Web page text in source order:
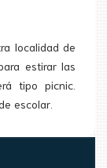
localidad de
estirar las
tipo picnic.
escolar.